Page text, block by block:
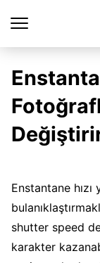
Enstantane
shutter speed
karakter